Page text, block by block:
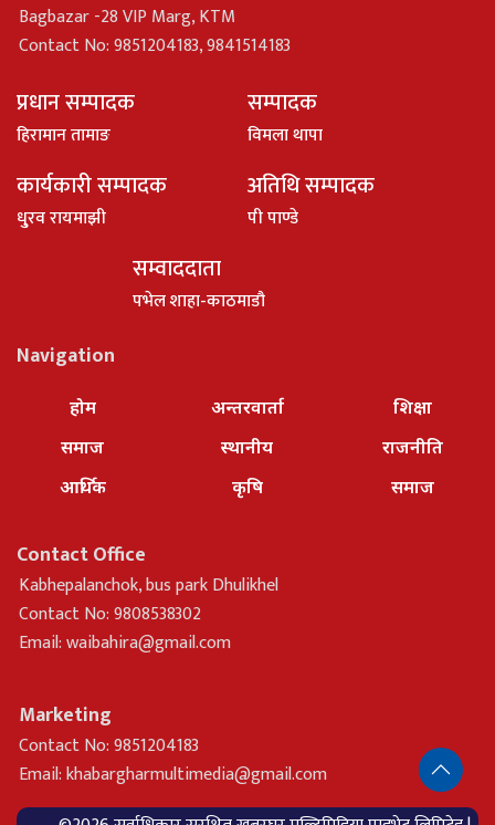
Bagbazar -28 VIP Marg, KTM
Contact No: 9851204183, 9841514183
प्रधान सम्पादक
हिरामान तामाङ
सम्पादक
विमला थापा
कार्यकारी सम्पादक
धु्रव रायमाझी
अतिथि सम्पादक
पी पाण्डे
सम्वाददाता
पभेल शाहा-काठमाडौ
Navigation
होम
समाज
आर्थिक
अन्तरवार्ता
स्थानीय
कृषि
शिक्षा
राजनीति
समाज
Contact Office
Kabhepalanchok, bus park Dhulikhel
Contact No: 9808538302
Email:waibahira@gmail.com
Marketing
Contact No: 9851204183
Email:khabargharmultimedia@gmail.com